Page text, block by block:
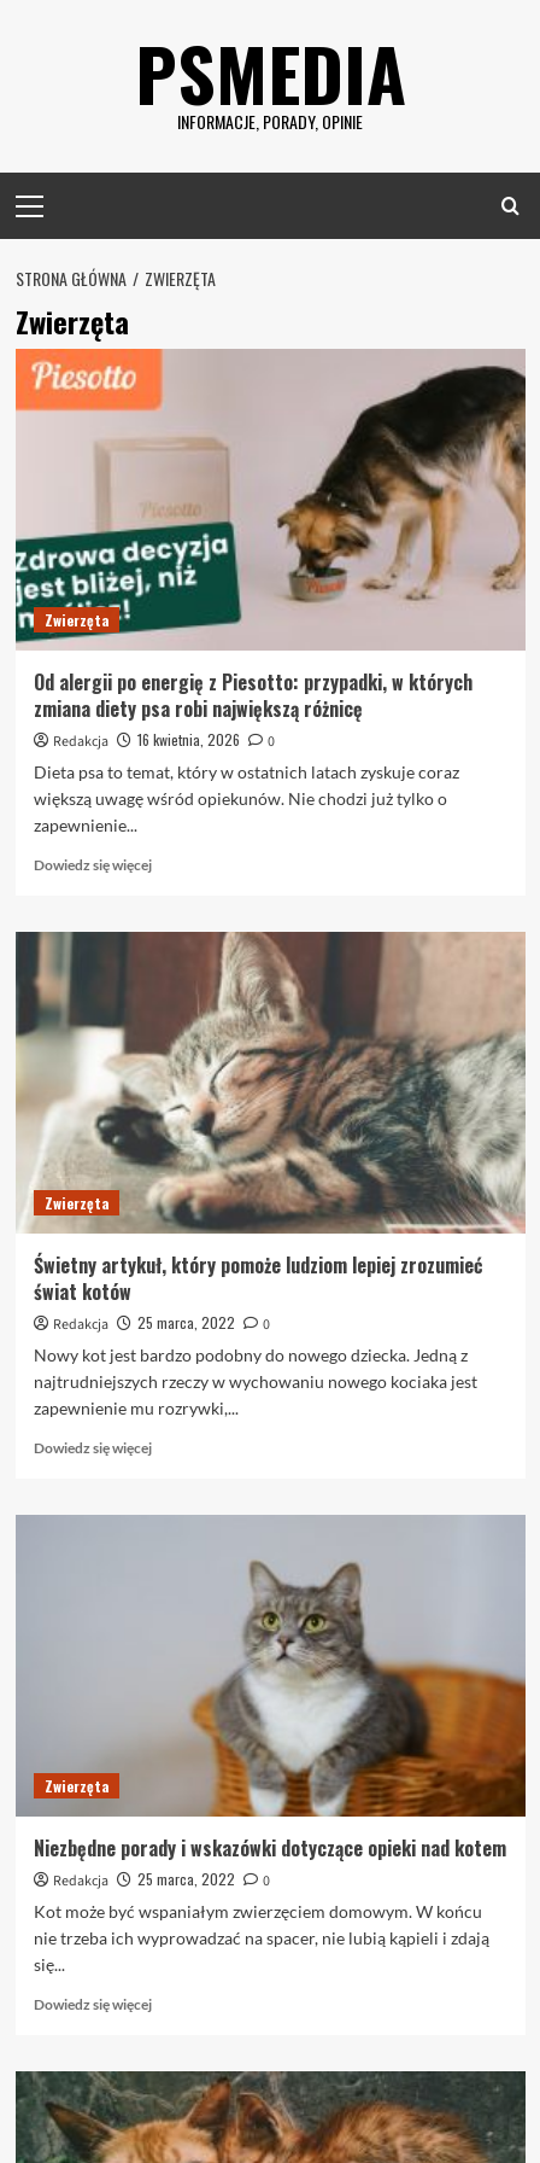
PSMEDIA
INFORMACJE, PORADY, OPINIE
Menu
STRONA GŁÓWNA ZWIERZĘTA
Zwierzęta
Zwierzęta
Od alergii po energię z Piesotto: przypadki, w których
zmiana diety psa robi największą różnicę
Redakcja 16 kwietnia, 2026
0
Dieta psa to temat, który w ostatnich latach zyskuje coraz
większą uwagę wśród opiekunów. Nie chodzi już tylko o
zapewnienie...
Dowiedz się więcejDowiedz
o
energię
Piesotto:
przypadki,
w
których
zmiana
diety
psa
robi
różnicę
Zwierzęta
Świetny artykuł, który pomoże ludziom lepiej zrozumieć
świat kotów
Redakcja 25 marca, 2022
0
Nowy kot jest bardzo podobny do nowego dziecka. Jedną z
najtrudniejszych rzeczy w wychowaniu nowego kociaka jest
zapewnienie mu rozrywki,...
Dowiedz się więcejDowiedz
o
kotów
Zwierzęta
Niezbędne porady i wskazówki dotyczące opieki nad kotem
Redakcja 25 marca, 2022
0
Kot może być wspaniałym zwierzęciem domowym. W końcu
nie trzeba ich wyprowadzać na spacer, nie lubią kąpieli i zdają
się...
Dowiedz się więcejDowiedz
o
Niezbędne
porady
i